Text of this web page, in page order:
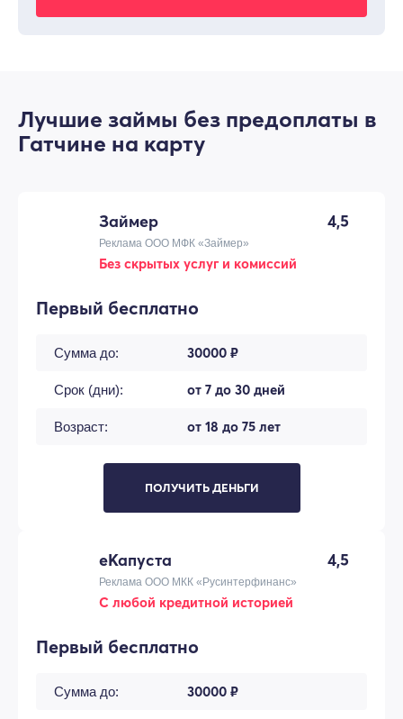
Лучшие займы без предоплаты в
Гатчине на карту
Займер 4,5
Реклама ООО МФК «Займер»
Без скрытых услуг и комиссий
Первый бесплатно
Сумма до: 30000 ₽
Срок (дни): от 7 до 30 дней
Возраст: от 18 до 75 лет
ПОЛУЧИТЬ ДЕНЬГИ
еКапуста 4,5
Реклама ООО МКК «Русинтерфинанс»
С любой кредитной историей
Первый бесплатно
Сумма до: 30000 ₽